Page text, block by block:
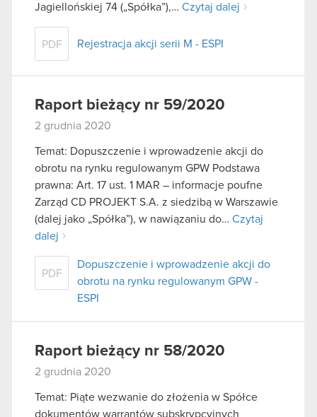
Jagiellońskiej 74 („Spółka”),… Czytaj dalej
PDF Rejestracja akcji serii M - ESPI
Raport bieżący nr 59/2020
2 grudnia 2020
Temat: Dopuszczenie i wprowadzenie akcji do
obrotu na rynku regulowanym GPW Podstawa
prawna: Art. 17 ust. 1 MAR – informacje poufne
Zarząd CD PROJEKT S.A. z siedzibą w Warszawie
(dalej jako „Spółka”), w nawiązaniu do… Czytaj
dalej
PDF
Dopuszczenie i wprowadzenie akcji do
obrotu na rynku regulowanym GPW -
ESPI
Raport bieżący nr 58/2020
2 grudnia 2020
Temat: Piąte wezwanie do złożenia w Spółce
dokumentów warrantów subskrypcyjnych